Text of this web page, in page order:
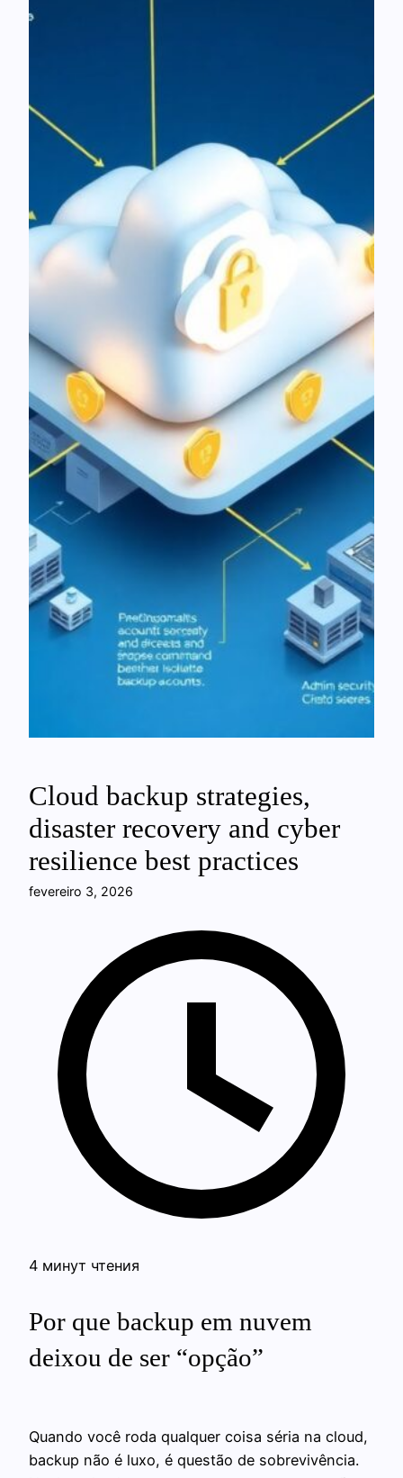
Cloud backup strategies,
disaster recovery and cyber
resilience best practices
fevereiro 3, 2026
4 минут чтения
Por que backup em nuvem
deixou de ser “opção”
Quando você roda qualquer coisa séria na cloud,
backup não é luxo, é questão de sobrevivência.